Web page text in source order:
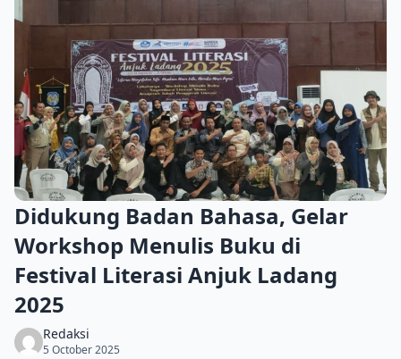
Didukung Badan Bahasa, Gelar
Workshop Menulis Buku di
Festival Literasi Anjuk Ladang
2025
Redaksi
5 October 2025